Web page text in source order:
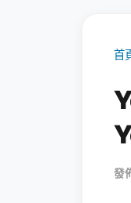
首
發